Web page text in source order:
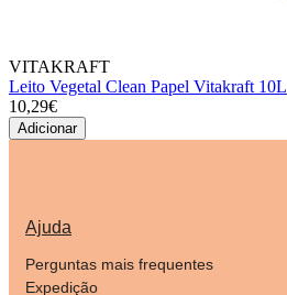
VITAKRAFT
Leito Vegetal Clean Papel Vitakraft 10L
10,29€
Adicionar
Ajuda
Perguntas mais frequentes
Expedição